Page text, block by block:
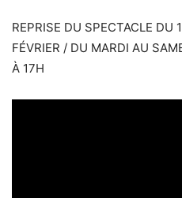
REPRISE DU SPECTACLE DU
FÉVRIER / DU MARDI AU
À 17H